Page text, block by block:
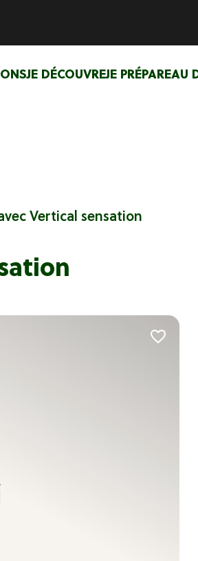
JE DÉCOUVREJE PRÉPAREAU
Vertical sensation